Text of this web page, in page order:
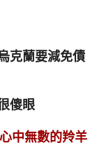
克蘭要減免債
傻眼
心中無數的羚羊